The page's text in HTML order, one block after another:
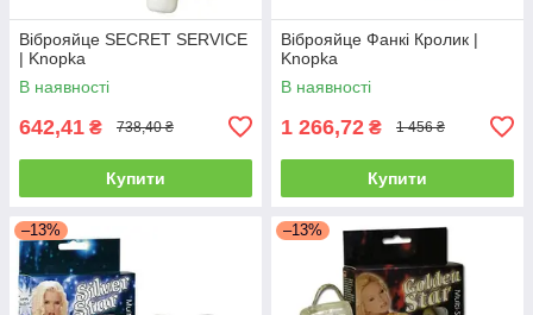
Віброяйце SECRET SERVICE
| Knopka
В наявності
642,41 ₴ 738,40 ₴
Купити
Віброяйце Фанкі Кролик |
Knopka
В наявності
1 266,72 ₴ 1 456 ₴
Купити
–13% –13%